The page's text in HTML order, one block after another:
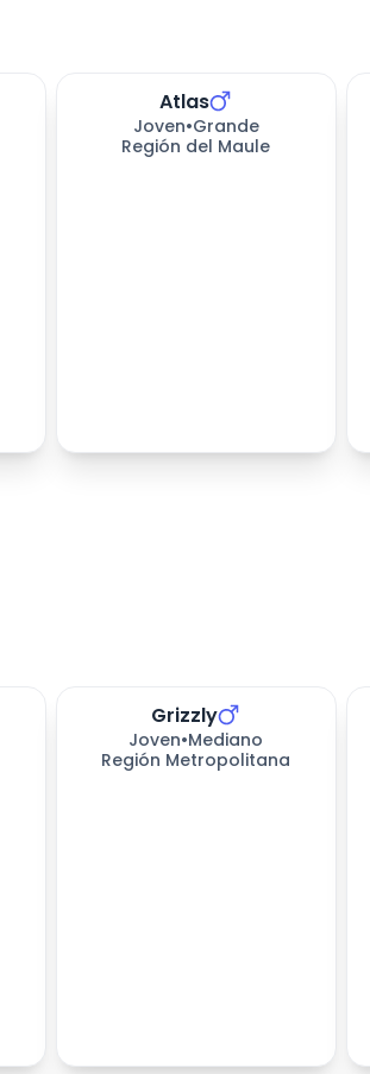
Atlas
Joven•Grande
Región del Maule
Grizzly
Joven•Mediano
Región Metropolitana